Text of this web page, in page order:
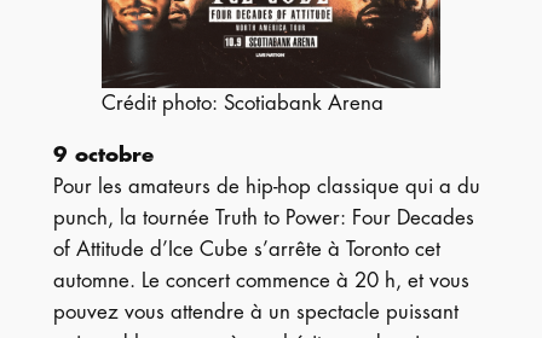
Crédit photo: Scotiabank Arena
9 octobre
Pour les amateurs de hip-hop classique qui a du
punch, la tournée Truth to Power: Four Decades
of Attitude d’Ice Cube s’arrête à Toronto cet
automne. Le concert commence à 20 h, et vous
pouvez vous attendre à un spectacle puissant